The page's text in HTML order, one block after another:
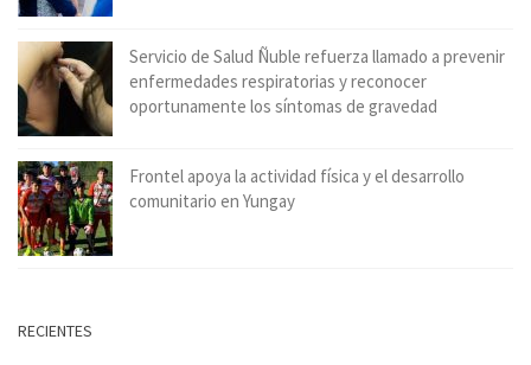
Servicio de Salud Ñuble refuerza llamado a prevenir
enfermedades respiratorias y reconocer
oportunamente los síntomas de gravedad
Frontel apoya la actividad física y el desarrollo
comunitario en Yungay
RECIENTES